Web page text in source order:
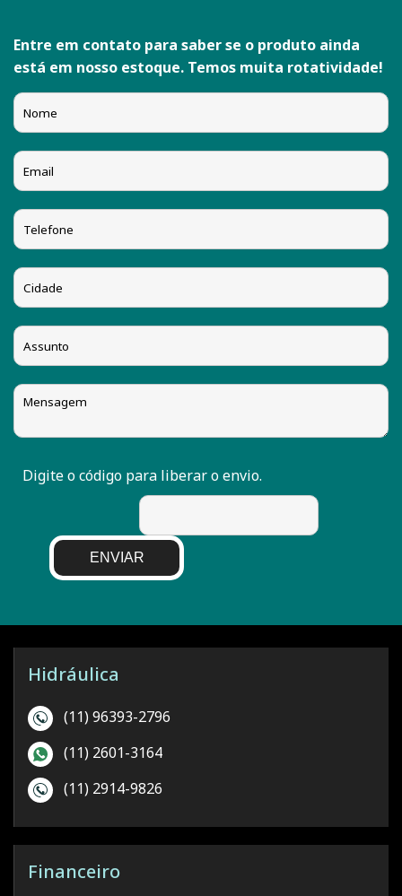
Entre em contato para saber se o produto ainda
está em nosso estoque. Temos muita rotatividade!
Digite o código para liberar o envio.
ENVIAR
Hidráulica
(11) 96393-2796
(11) 2601-3164
(11) 2914-9826
Financeiro